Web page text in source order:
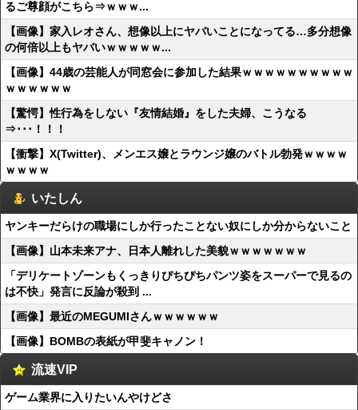
るご尊顔がこちら⇒ｗｗｗ...
【画像】家入レオさん、想像以上にヤバいことになってる…多分想像
の何倍以上もヤバいｗｗｗｗｗ...
【画像】44歳の芸能人が同窓会に参加した結果ｗｗｗｗｗｗｗｗｗｗ
ｗｗｗｗｗｗ
【驚愕】性行為をしない『友情結婚』をした夫婦、こうなる
⇒･･･！！！
【衝撃】X(Twitter)、メンエス嬢とラウンジ嬢のバトル勃発ｗｗｗｗ
ｗｗｗｗ
いたしん
ヤンキーだらけの職場にしか行ったことない奴にしか分からないこと
【画像】山本未来アナ、日本人離れした美貌ｗｗｗｗｗｗｗ
「デリケートゾーンもくっきりぴちぴちパンツ姿をスーパーで見るの
は不快」発言に反論が殺到 ...
【画像】最近のMEGUMIさんｗｗｗｗｗｗ
【画像】BOMBの表紙が甲斐キャノン！
流速VIP
ゲーム業界に入りたいんやけどさ